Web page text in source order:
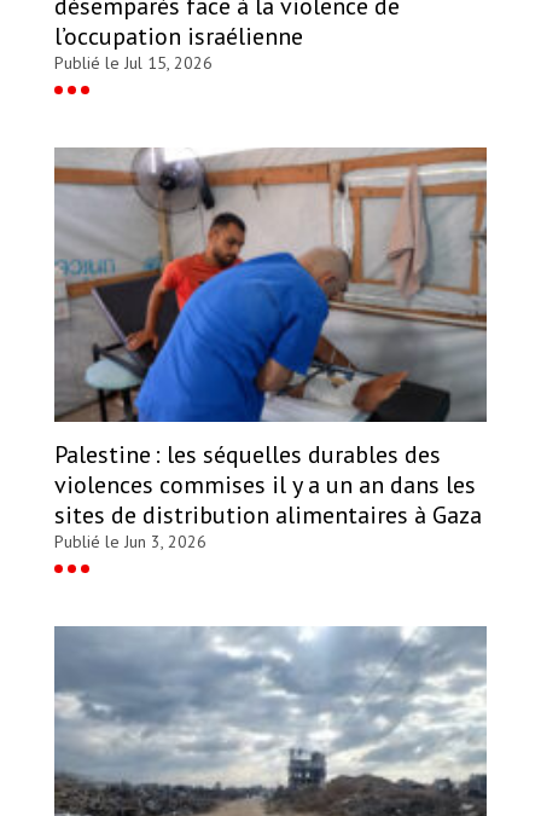
l’occupation israélienne
Publié le Jul 15, 2026
Palestine : les séquelles durables des
violences commises il y a un an dans les
sites de distribution alimentaires à Gaza
Publié le Jun 3, 2026